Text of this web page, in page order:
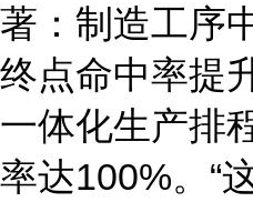
著：制造工序
终点命中率提
一体化生产排
率达100%。“